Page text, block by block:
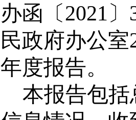
办函〔2021〕
民政府办公室
年度报告。
本报告包